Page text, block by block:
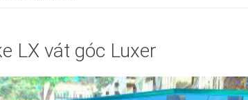
LX vát góc Luxer